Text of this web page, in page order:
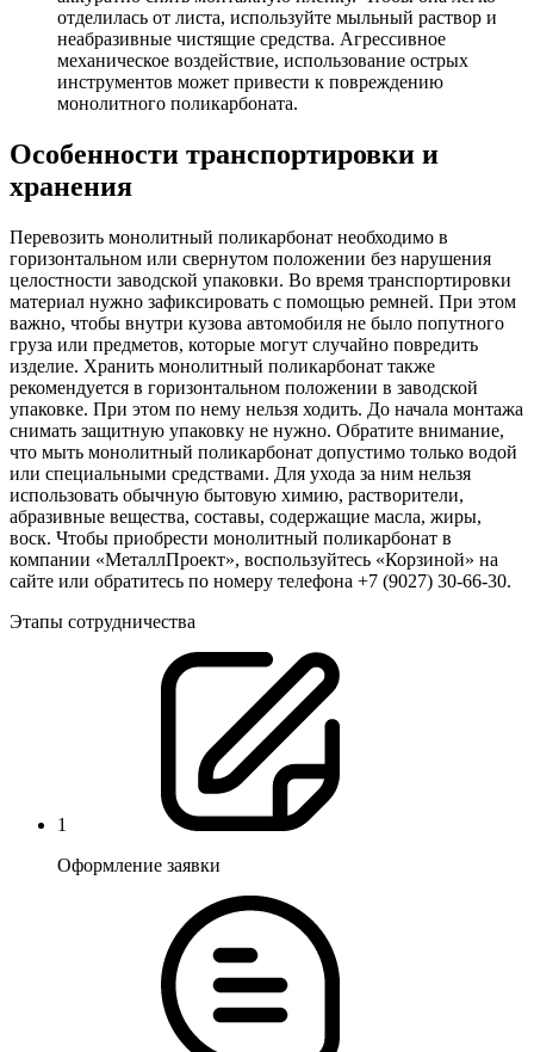
отделилась от листа, используйте мыльный раствор и
неабразивные чистящие средства. Агрессивное
механическое воздействие, использование острых
инструментов может привести к повреждению
монолитного поликарбоната.
Особенности транспортировки и
хранения
Перевозить монолитный поликарбонат необходимо в
горизонтальном или свернутом положении без нарушения
целостности заводской упаковки. Во время транспортировки
материал нужно зафиксировать с помощью ремней. При этом
важно, чтобы внутри кузова автомобиля не было попутного
груза или предметов, которые могут случайно повредить
изделие. Хранить монолитный поликарбонат также
рекомендуется в горизонтальном положении в заводской
упаковке. При этом по нему нельзя ходить. До начала монтажа
снимать защитную упаковку не нужно. Обратите внимание,
что мыть монолитный поликарбонат допустимо только водой
или специальными средствами. Для ухода за ним нельзя
использовать обычную бытовую химию, растворители,
абразивные вещества, составы, содержащие масла, жиры,
воск. Чтобы приобрести монолитный поликарбонат в
компании «МеталлПроект», воспользуйтесь «Корзиной» на
сайте или обратитесь по номеру телефона +7 (9027) 30-66-30.
Этапы сотрудничества
1
Оформление заявки